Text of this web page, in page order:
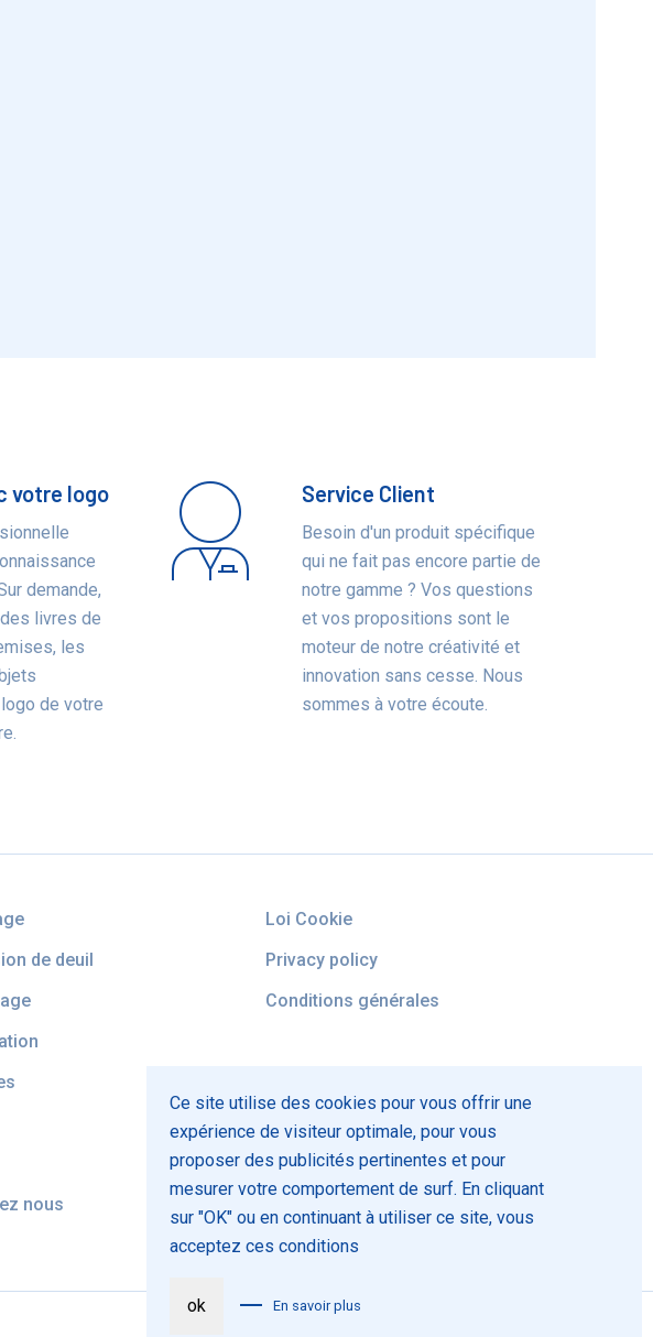
votre logo
demande,
livres de
les
de votre
Service Client
Besoin d'un produit spécifique
qui ne fait pas encore partie de
notre gamme ? Vos questions
et vos propositions sont le
moteur de notre créativité et
innovation sans cesse. Nous
sommes à votre écoute.
de deuil
nous
Loi Cookie
Privacy policy
Conditions générales
Ce site utilise des cookies pour vous offrir une
expérience de visiteur optimale, pour vous
proposer des publicités pertinentes et pour
mesurer votre comportement de surf. En cliquant
sur "OK" ou en continuant à utiliser ce site, vous
acceptez ces conditions
ok En savoir plus